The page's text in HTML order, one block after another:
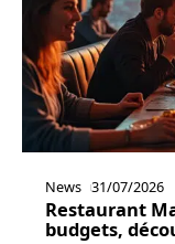
News 31/07/2026
Restaurant
budgets,